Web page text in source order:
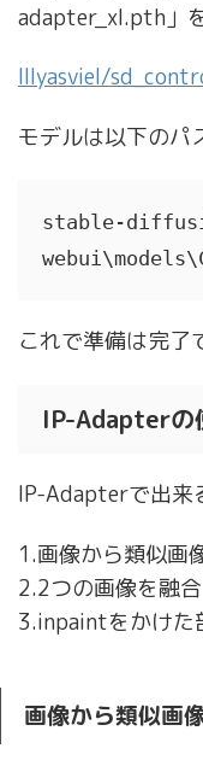
adapter_xl.pth」
lllyasviel/
モデルは以下のパ
stable-
これで準備は完了
IP-Adapterの
IP-Adapterで出来
1.画像から類似画
2.2つの画像を融合
3.inpaintをかけた
画像から類似画